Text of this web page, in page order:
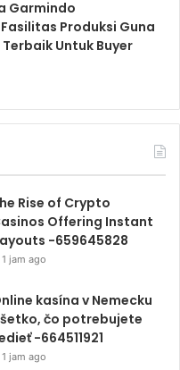
Garmindo
Produksi Guna
Untuk Buyer
Rise of Crypto
Offering Instant
-659645828
1 jam ago
kasína v Nemecku
čo potrebujete
-664511921
1 jam ago